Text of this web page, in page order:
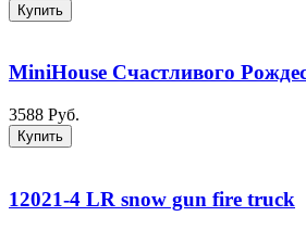
Купить
MiniHouse Счастливого
3588 Руб.
Купить
12021-4 LR snow gun fire truck